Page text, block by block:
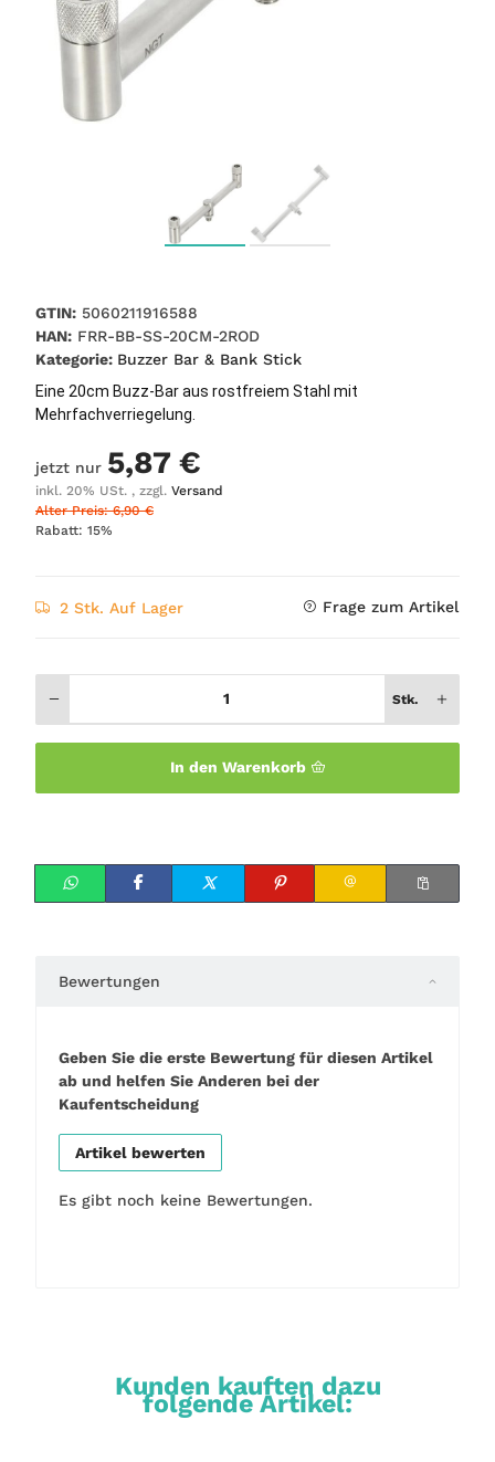
GTIN: 5060211916588
HAN: FRR-BB-SS-20CM-2ROD
Kategorie: Buzzer Bar & Bank Stick
Eine 20cm Buzz-Bar aus rostfreiem Stahl mit
Mehrfachverriegelung.
jetzt nur 5,87 €
inkl. 20% USt. , zzgl. Versand
Alter Preis: 6,90 €
Rabatt: 15%
2 Stk. Auf Lager Frage zum Artikel
Stk.
In den Warenkorb
Bewertungen
Geben Sie die erste Bewertung für diesen Artikel
ab und helfen Sie Anderen bei der
Kaufentscheidung
Artikel bewerten
Es gibt noch keine Bewertungen.
Kunden kauften dazu
folgende Artikel: